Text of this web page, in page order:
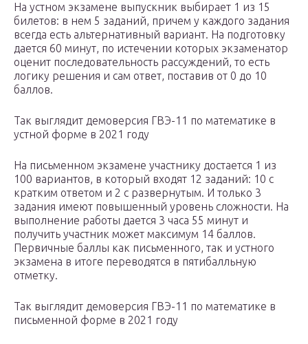
На устном экзамене выпускник выбирает 1 из 15
билетов: в нем 5 заданий, причем у каждого задания
всегда есть альтернативный вариант. На подготовку
дается 60 минут, по истечении которых экзаменатор
оценит последовательность рассуждений, то есть
логику решения и сам ответ, поставив от 0 до 10
баллов.
Так выглядит демоверсия ГВЭ-11 по математике в
устной форме в 2021 году
На письменном экзамене участнику достается 1 из
100 вариантов, в который входят 12 заданий: 10 с
кратким ответом и 2 с развернутым. И только 3
задания имеют повышенный уровень сложности. На
выполнение работы дается 3 часа 55 минут и
получить участник может максимум 14 баллов.
Первичные баллы как письменного, так и устного
экзамена в итоге переводятся в пятибалльную
отметку.
Так выглядит демоверсия ГВЭ-11 по математике в
письменной форме в 2021 году